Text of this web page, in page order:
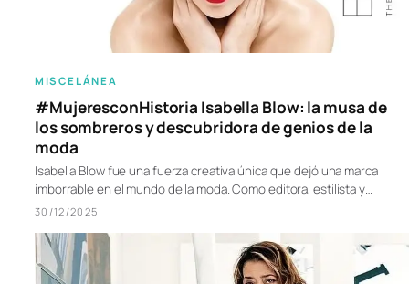
MISCELÁNEA
#MujeresconHistoria Isabella Blow: la musa de
los sombreros y descubridora de genios de la
moda
Isabella Blow fue una fuerza creativa única que dejó una marca
imborrable en el mundo de la moda. Como editora, estilista y…
30/12/2025